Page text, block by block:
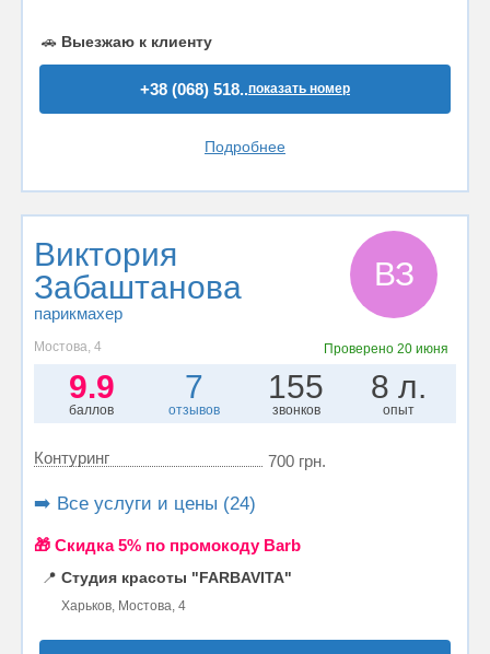
🚗 Выезжаю к клиенту
+38 (068) 518..показать номер
Подробнее
Виктория
Забаштанова
парикмахер
ВЗ
Мостова, 4 Проверено 20 июня
9.9
баллов
7
отзывов
155
звонков
8 л.
опыт
Контуринг 700 грн.
➡️ Все услуги и цены (24)
🎁 Cкидка 5% по промокоду Barb
📍 Студия красоты "FARBAVITA"
Харьков, Мостова, 4